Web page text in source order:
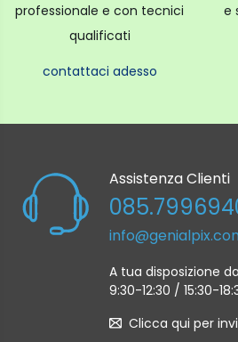
professionale e con tecnici
qualificati
contattaci adesso
e
Assistenza Clienti
A tua disposizione
9:30-12:30 / 15:30-
Clicca qui per